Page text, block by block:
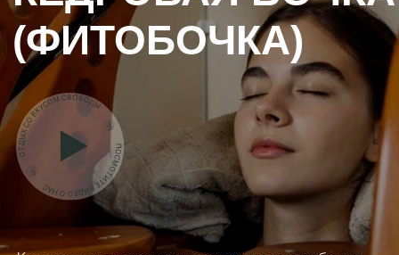
Компактная персональная сауна в виде бочки.
Внутри нее помещается только тело человека,
голова остается снаружи, что делает процедуру
комфортной и легко переносимой.Стоимость
одного сеанса - 700р